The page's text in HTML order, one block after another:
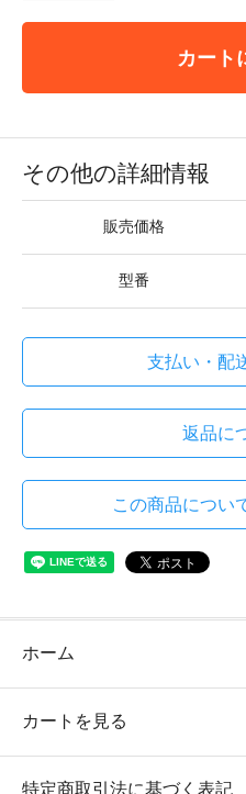
カート
その他の詳細情報
販売価格
型番
支払い・配
返品に
この商品につい
ホーム
カートを見る
特定商取引法に基づく表記